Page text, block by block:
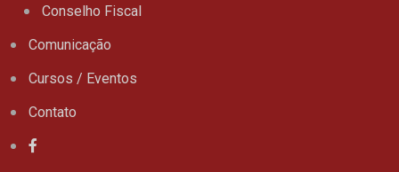
Conselho Fiscal
Comunicação
Cursos / Eventos
Contato